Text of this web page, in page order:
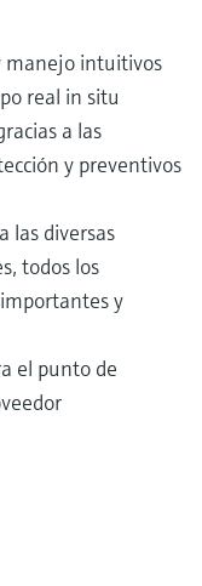
manejo intuitivos
real in situ
a las
y preventivos
las diversas
todos los
y
el punto de